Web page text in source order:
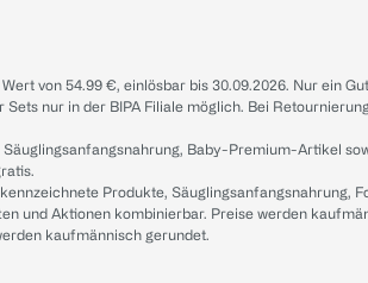
von 54.99 €, einlösbar bis 30.09.2026. Nur ein
nur in der BIPA Filiale möglich. Bei
Baby-Premium-Artikel
Produkte,
und Aktionen kombinierbar. Preise werden
kaufmännisch gerundet.